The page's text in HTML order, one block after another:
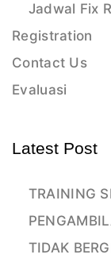
Jadwal Fix
Registration
Contact Us
Evaluasi
Latest Post
TRAINING
TIDAK